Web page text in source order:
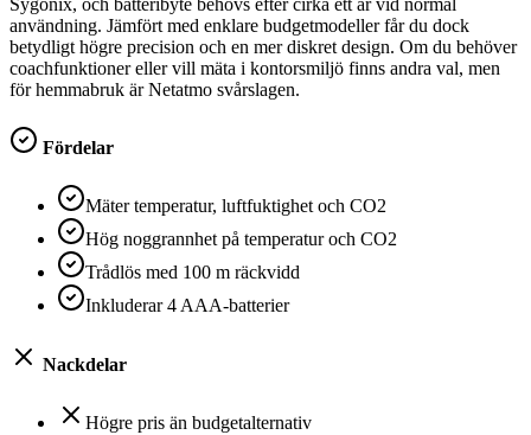
användning. Jämfört med enklare budgetmodeller får du dock
betydligt högre precision och en mer diskret design. Om du behöver
coachfunktioner eller vill mäta i kontorsmiljö finns andra val, men
för hemmabruk är Netatmo svårslagen.
Fördelar
Mäter temperatur, luftfuktighet och CO2
Hög noggrannhet på temperatur och CO2
Trådlös med 100 m räckvidd
Inkluderar 4 AAA-batterier
Nackdelar
Högre pris än budgetalternativ